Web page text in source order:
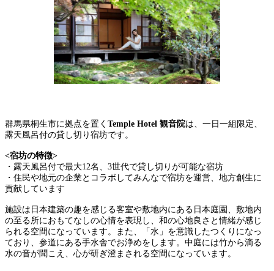
群馬県桐生市に拠点を置く Temple Hotel 観音院は、一日一組限定、
露天風呂付の貸し切り宿坊です。
<宿坊の特徴>
・露天風呂付で最大12名、3世代で貸し切りが可能な宿坊
・住民や地元の企業とコラボしてみんなで宿坊を運営、地方創生に
貢献しています
施設は日本建築の趣を感じる客室や敷地内にある日本庭園、敷地内
の至る所におもてなしの心情を表現し、和の心地良さと情緒が感じ
られる空間になっています。また、「水」を意識したつくりになっ
ており、参道にある手水舎でお浄めをします。中庭には竹から滴る
水の音が聞こえ、心が研ぎ澄まされる空間になっています。